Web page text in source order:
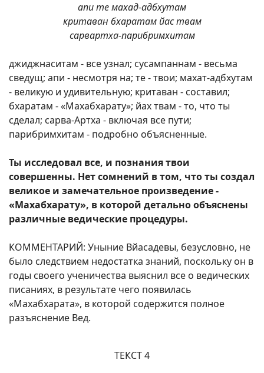
апи те махад-адбхутам
критаван бхаратам йас твам
сарвартха-парибримхитам
джиджнаситам - все узнал; сусампаннам - весьма
сведущ; апи - несмотря на; те - твои; махат-адбхутам
- великую и удивительную; критаван - составил;
бхаратам - «Махабхарату»; йах твам - то, что ты
сделал; сарва-Артха - включая все пути;
парибримхитам - подробно объясненные.
Ты исследовал все, и познания твои
совершенны. Нет сомнений в том, что ты создал
великое и замечательное произведение -
«Махабхарату», в которой детально объяснены
различные ведические процедуры.
КОММЕНТАРИЙ: Уныние Вйасадевы, безусловно, не
было следствием недостатка знаний, поскольку он в
годы своего ученичества выяснил все о ведических
писаниях, в результате чего появилась
«Махабхарата», в которой содержится полное
разъяснение Вед.
ТЕКСТ 4